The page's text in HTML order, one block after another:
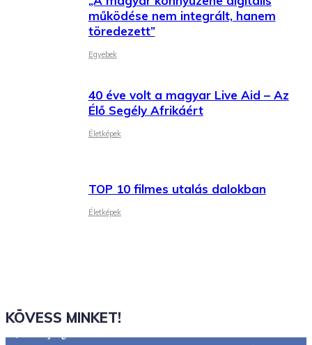
működése nem integrált, hanem
töredezett”
Egyebek
40 éve volt a magyar Live Aid – Az
Élő Segély Afrikáért
Életképek
TOP 10 filmes utalás dalokban
Életképek
KÖVESS MINKET!